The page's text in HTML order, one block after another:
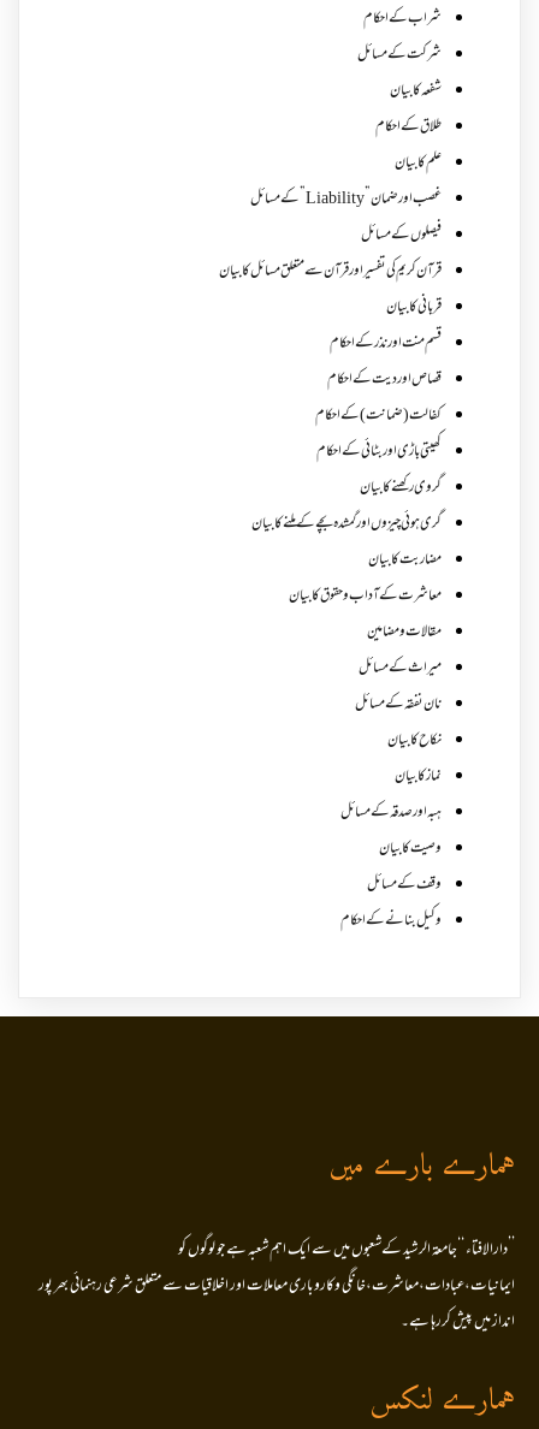
شراب کے احکام
شرکت کے مسائل
شفعہ کا بیان
طلاق کے احکام
علم کا بیان
غصب اورضمان”Liability” کے مسائل
فیصلوں کے مسائل
قرآن کریم کی تفسیر اور قرآن سے متعلق مسائل کا بیان
قربانی کا بیان
قسم منت اور نذر کے احکام
قصاص اور دیت کے احکام
کفالت (ضمانت) کے احکام
کھیتی باڑی اور بٹائی کے احکام
گروی رکھنے کا بیان
گری ہوئی چیزوں اورگمشدہ بچے کے ملنے کا بیان
مضاربت کا بیان
معاشرت کے آداب و حقوق کا بیان
مقالات ومضامین
میراث کے مسائل
نان نفقہ کے مسائل
نکاح کا بیان
نماز کا بیان
ہبہ اور صدقہ کے مسائل
وصیت کا بیان
وقف کے مسائل
وکیل بنانے کے احکام
ہمارے بارے میں
’’دارالافتاء ‘‘جامعۃ الرشید کےشعبوں میں سے ایک اہم شعبہ ہے جو لوگوں کو
ایمانیات،عبادات،معاشرت،خانگی وکاروباری معاملات اور اخلاقیات سے متعلق شرعی رہنمائی بھر پور
انداز میں پیش کررہا ہے۔
ہمارے لنکس